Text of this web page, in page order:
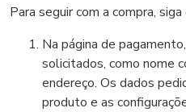
Para seguir com a compra,
Na página de
solicitados, como nome
endereço. Os dados
produto e as